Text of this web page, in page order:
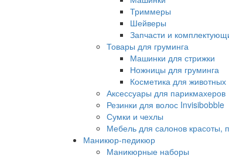
Триммеры
Шейверы
Запчасти и
Товары для груминга
Машинки для стрижки
Ножницы для груминга
Косметика для животных
Аксессуары для парикмахеров
Резинки для волос Invisibobble
Сумки и чехлы
Мебель для салонов красоты,
Маникюр-педикюр
Маникюрные наборы